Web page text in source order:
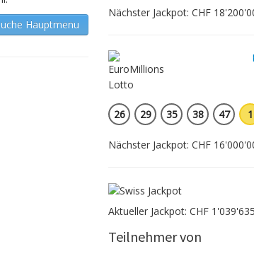
Hauptmenu
Nächster Jackpot: CHF
26 29 35 38 47 1
Nächster Jackpot: CHF
Aktueller Jackpot: CHF 1'039'635
Teilnehmer von